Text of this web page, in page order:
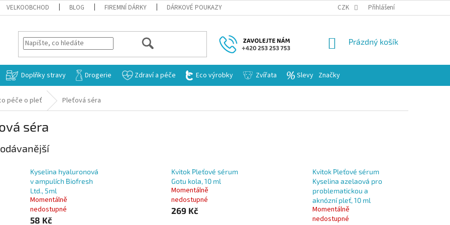
VELKOOBCHOD BLOG FIREMNÍ DÁRKY DÁRKOVÉ POUKAZY CZK Přihlášení
HLEDAT
NÁKUPNÍ
Prázdný košík
Doplňky stravy Drogerie Zdraví a péče Eco výrobky Zvířata Slevy Značky
péče o pleť Pleťová séra
séra
Kyselina hyaluronová
v ampulích Biofresh
Ltd., 5ml
Momentálně
nedostupné
58 Kč
Kvitok Pleťové sérum
Gotu kola, 10 ml
Momentálně
nedostupné
269 Kč
Kvitok Pleťové sérum
Kyselina azelaová pro
problematickou a
aknózní pleť, 10 ml
Momentálně
nedostupné